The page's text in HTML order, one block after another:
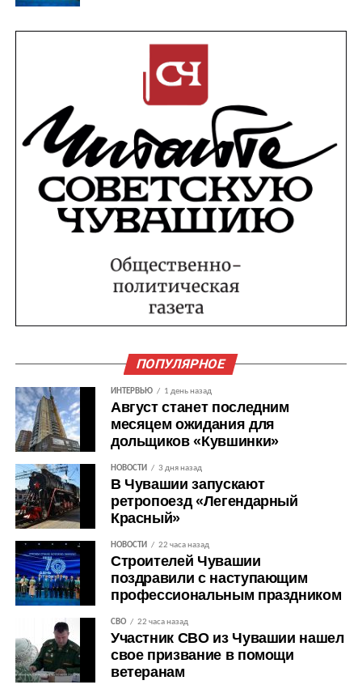
ПОПУЛЯРНОЕ
ИНТЕРВЬЮ 1 день назад
Август станет последним
месяцем ожидания для
дольщиков «Кувшинки»
НОВОСТИ 3 дня назад
В Чувашии запускают
ретропоезд «Легендарный
Красный»
НОВОСТИ 22 часа назад
Строителей Чувашии
поздравили с наступающим
профессиональным праздником
СВО 22 часа назад
Участник СВО из Чувашии нашел
свое призвание в помощи
ветеранам